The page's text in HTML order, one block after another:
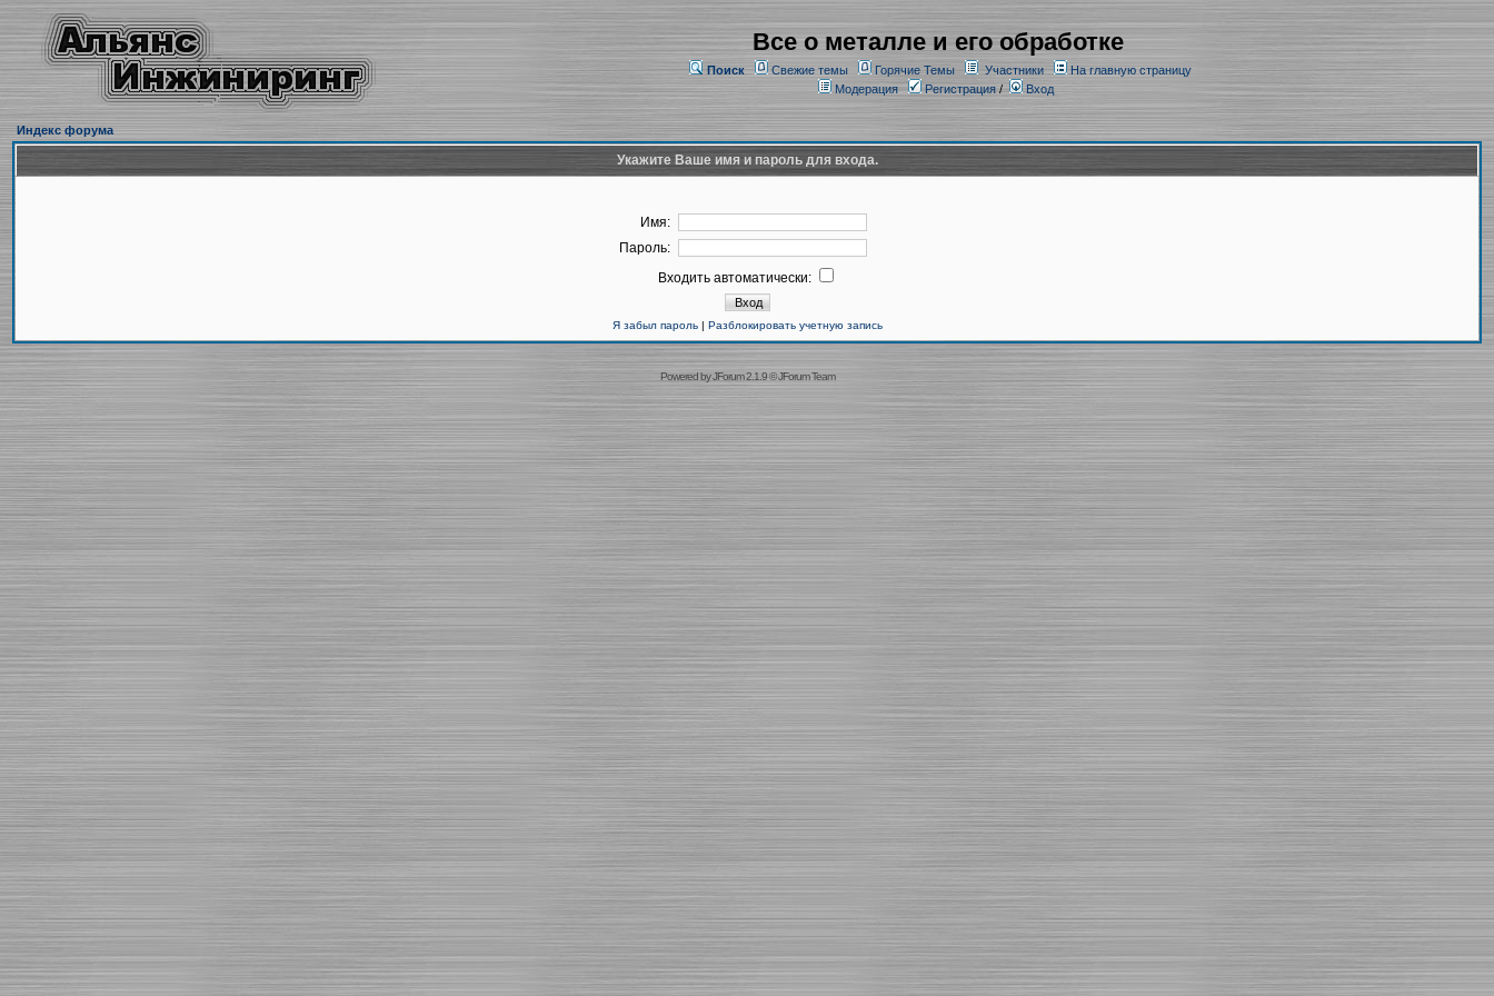
Все о металле и его обработке
Поиск Свежие темы Горячие Темы Участники
На главную страницу
Модерация
Регистрация/ Вход
Индекс форума
Укажите Ваше имя и пароль для входа.
Имя:
Пароль:
Входить автоматически:
Я забыл пароль| Разблокировать учетную запись
Powered byJForum 2.1.9©JForum Team